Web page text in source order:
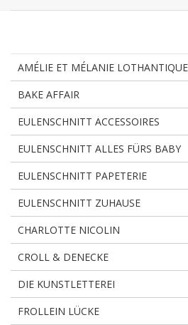
AMÉLIE ET MÉLANIE LOTHANTIQUE
BAKE AFFAIR
EULENSCHNITT ACCESSOIRES
EULENSCHNITT ALLES FÜRS BABY
EULENSCHNITT PAPETERIE
EULENSCHNITT ZUHAUSE
CHARLOTTE NICOLIN
CROLL & DENECKE
DIE KUNSTLETTEREI
FROLLEIN LÜCKE